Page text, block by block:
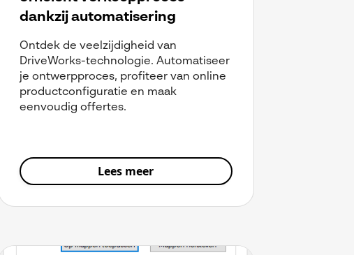
dankzij automatisering
Ontdek de veelzijdigheid van
DriveWorks-technologie. Automatiseer
je ontwerpproces, profiteer van online
productconfiguratie en maak
eenvoudig offertes.
Lees meer